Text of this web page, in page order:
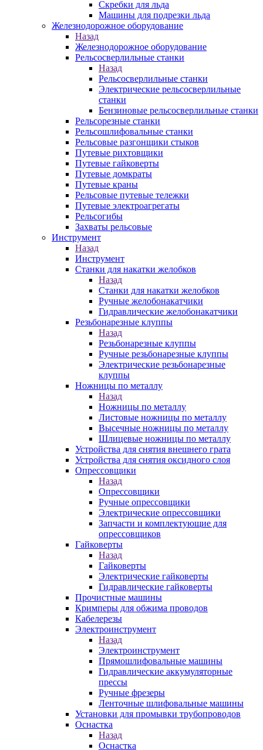
Скребки для льда
Машины для подрезки льда
Железнодорожное оборудование
Назад
Железнодорожное оборудование
Рельсосверлильные станки
Назад
Рельсосверлильные станки
Электрические рельсосверлильные
станки
Бензиновые рельсосверлильные станки
Рельсорезные станки
Рельсошлифовальные станки
Рельсовые разгонщики стыков
Путевые рихтовщики
Путевые гайковерты
Путевые домкраты
Путевые краны
Рельсовые путевые тележки
Путевые электроагрегаты
Рельсогибы
Захваты рельсовые
Инструмент
Назад
Инструмент
Станки для накатки желобков
Назад
Станки для накатки желобков
Ручные желобонакатчики
Гидравлические желобонакатчики
Резьбонарезные клуппы
Назад
Резьбонарезные клуппы
Ручные резьбонарезные клуппы
Электрические резьбонарезные
клуппы
Ножницы по металлу
Назад
Ножницы по металлу
Листовые ножницы по металлу
Высечные ножницы по металлу
Шлицевые ножницы по металлу
Устройства для снятия внешнего грата
Устройства для снятия оксидного слоя
Опрессовщики
Назад
Опрессовщики
Ручные опрессовщики
Электрические опрессовщики
Запчасти и комплектующие для
опрессовщиков
Гайковерты
Назад
Гайковерты
Электрические гайковерты
Гидравлические гайковерты
Прочистные машины
Кримперы для обжима проводов
Кабелерезы
Электроинструмент
Назад
Электроинструмент
Прямошлифовальные машины
Гидравлические аккумуляторные
прессы
Ручные фрезеры
Ленточные шлифовальные машины
Установки для промывки трубопроводов
Оснастка
Назад
Оснастка